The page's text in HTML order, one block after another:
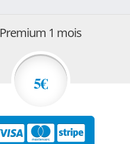
Premium 1 mois
5€